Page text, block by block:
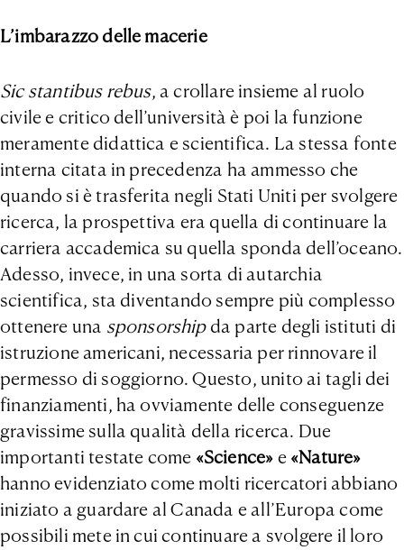
L’imbarazzo delle macerie
Sic stantibus rebus, a crollare insieme al ruolo
civile e critico dell’università è poi la funzione
meramente didattica e scientifica. La stessa fonte
interna citata in precedenza ha ammesso che
quando si è trasferita negli Stati Uniti per svolgere
ricerca, la prospettiva era quella di continuare la
carriera accademica su quella sponda dell’oceano.
Adesso, invece, in una sorta di autarchia
scientifica, sta diventando sempre più complesso
ottenere una sponsorshipda parte degli istituti di
istruzione americani, necessaria per rinnovare il
permesso di soggiorno. Questo, unito ai tagli dei
finanziamenti, ha ovviamente delle conseguenze
gravissime sulla qualità della ricerca. Due
importanti testate come «Science» e «Nature»
hanno evidenziato come molti ricercatori abbiano
iniziato a guardare al Canada e all’Europa come
possibili mete in cui continuare a svolgere il loro